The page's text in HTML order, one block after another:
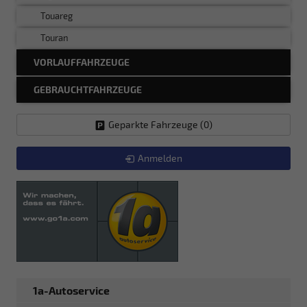
Touareg
Touran
VORLAUFFAHRZEUGE
GEBRAUCHTFAHRZEUGE
Geparkte Fahrzeuge (0)
Anmelden
1a-Autoservice